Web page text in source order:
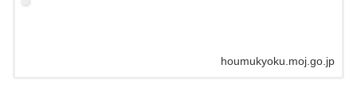
houmukyoku.moj.go.jp